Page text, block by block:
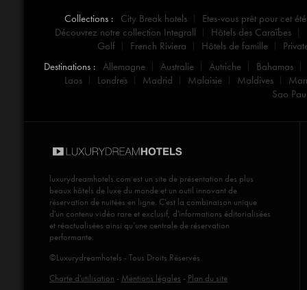
Collections : City Break hotels
Etes-vous prêt pour cet été
Découvrez notre collection Integrall
Hôtels des Caraïbes
Golf
French Riviera Hôtels de famille
Destinations : Allemagne Australie Autriche
Bahamas
Laos
Londres Madrid Malaisie Maldives
Sao
luxurydreamhotels.com est un site de présentation des plus
beaux hôtels de luxe du monde et un outil innovant de
réservation de nuitées en ligne. C'est la combinaison unique
d'un contenu vidéo rare et exclusif, d'informations éditorialisées
et réactualisées ainsi qu’une centrale de réservation
performante.
©Luxurydreamhotels - Tous Droits Réservés
Charte d'utilisation - Mentions légales - Plan du site